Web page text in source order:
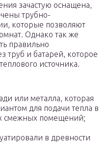
зачастую оснащена,
трубно-
которые позволяют
Однако так же
правильно
труб и батарей, которое
источника.
или металла, которая
для подачи тепла в
смежных помещений;
в древности